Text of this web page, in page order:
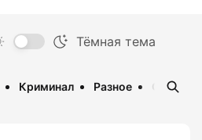
Криминал Разное